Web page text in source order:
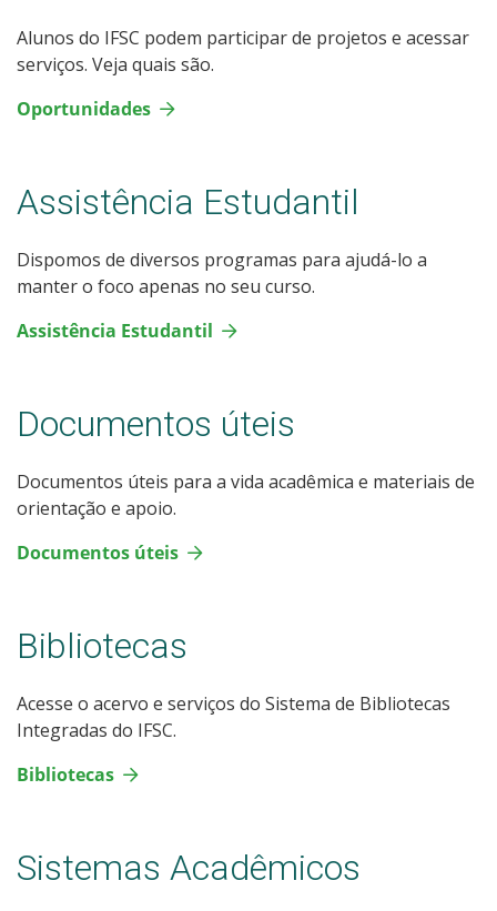
Alunos do IFSC podem participar de projetos e acessar
serviços. Veja quais são.
Oportunidades
Assistência Estudantil
Dispomos de diversos programas para ajudá-lo a
manter o foco apenas no seu curso.
Assistência Estudantil
Documentos úteis
Documentos úteis para a vida acadêmica e materiais de
orientação e apoio.
Documentos úteis
Bibliotecas
Acesse o acervo e serviços do Sistema de Bibliotecas
Integradas do IFSC.
Bibliotecas
Sistemas Acadêmicos